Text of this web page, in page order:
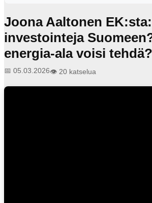
toimitusvarmalla, säätökykyisellä vesi-,
Olemme huippuammattilaisten joukko, ja
Me pohjolanvoimalaiset olemme ylpeitä
merkityksellistä työtä arvojemme mukaisesti
yhdessä. Olemme sitoutuneet
monimuotoisuuden vahvistamiseen.
parhaaksi.
Joona Aaltonen
investointeja
energia-ala voisi tehdä?
📅 05.03.2026👁️ 20 katselua